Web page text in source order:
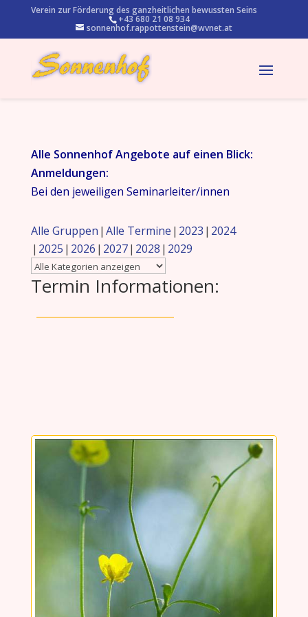
Verein zur Förderung des ganzheitlichen bewussten Seins
+43 680 21 08 934
sonnenhof.rappottenstein@wvnet.at
Alle Sonnenhof Angebote auf einen Blick:
Anmeldungen:
Bei den jeweiligen Seminarleiter/innen
Alle Gruppen Alle Termine 2023 2024
2025 2026 2027 2028 2029
Termin Informationen: